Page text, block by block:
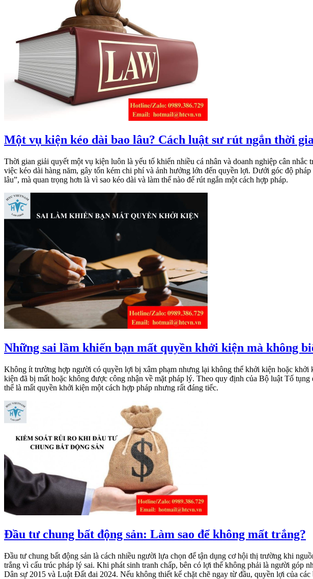
Một vụ kiện kéo dài bao lâu? Cách luật sư rút ngắn thời
Thời gian giải quyết một vụ kiện luôn là yếu tố khiến nhiều cá nhân và doanh nghiệp cân
việc kéo dài hàng năm, gây tốn kém chi phí và ảnh hưởng lớn đến quyền lợi. Dưới góc độ
lâu”, mà quan trọng hơn là vì sao kéo dài và làm thế nào để rút ngắn một cách hợp pháp.
Những sai lầm khiến bạn mất quyền khởi kiện mà không
Không ít trường hợp người có quyền lợi bị xâm phạm nhưng lại không thể khởi kiện hoặc
kiện đã bị mất hoặc không được công nhận về mặt pháp lý. Theo quy định của Bộ luật Tố
thể là mất quyền khởi kiện một cách hợp pháp nhưng rất đáng tiếc.
Đầu tư chung bất động sản: Làm sao để không mất trắng?
Đầu tư chung bất động sản là cách nhiều người lựa chọn để tận dụng cơ hội thị trường khi
trắng vì cấu trúc pháp lý sai. Khi phát sinh tranh chấp, bên có lợi thế không phải là người góp
Dân sự 2015 và Luật Đất đai 2024. Nếu không thiết kế chặt chẽ ngay từ đầu, quyền lợi của